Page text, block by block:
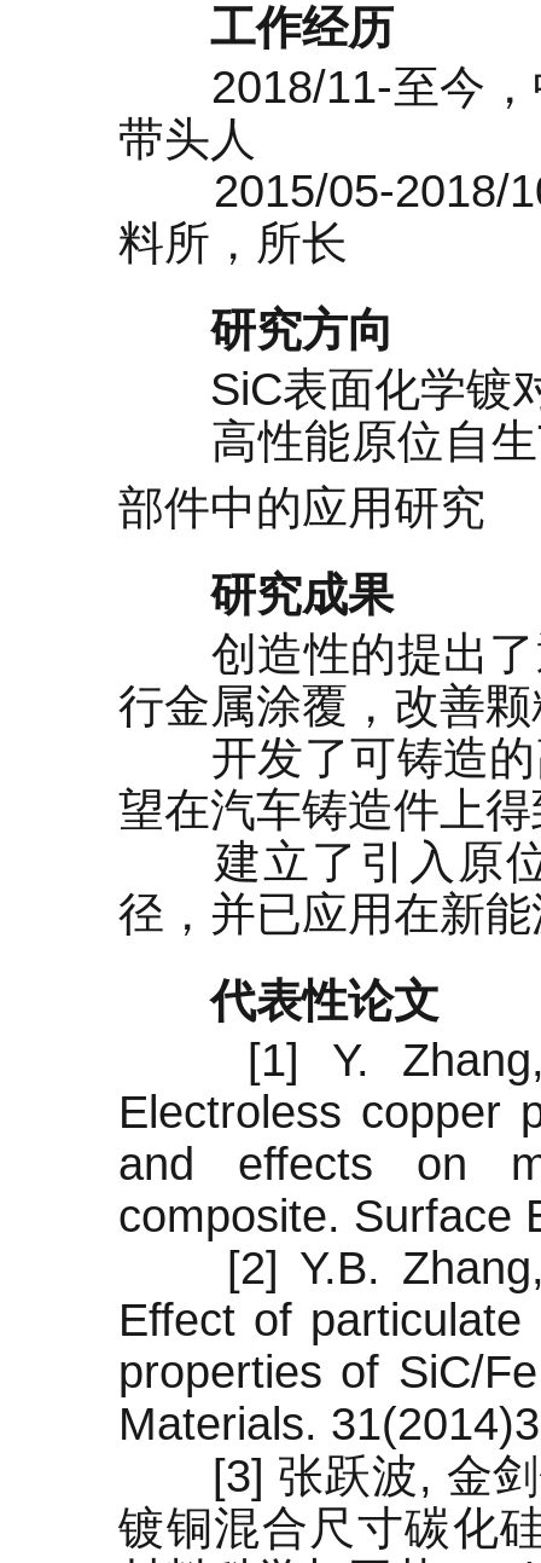
工作经历
2018/11-至今，
带头人
2015/05-2018/
料所，所长
研究方向
SiC表面化学镀对
高性能原位自生
部件中的应用研究
研究成果
创造性的提出了
行金属涂覆，改善
开发了可铸造的
望在汽车铸造件上
建立了引入原位
径，并已应用在新
代表性论文
[1] Y. Zhang,
Electroless copper
and effects on
composite. Surface
[2] Y.B. Zhang,
Effect of
properties of SiC/
Materials.
[3] 张跃波, 金剑
镀铜混合尺寸碳化